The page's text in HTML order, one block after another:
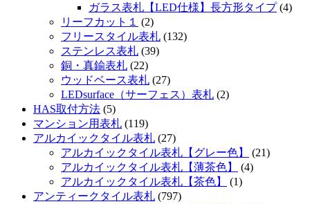
ガラス表札【LED仕様】長方形タイプ(4)
リーフカット１
(2)
フリースタイル表札 (132)
ステンレス表札 (39)
銅・真鍮表札 (22)
ウッドベース表札 (27)
LEDsurface（サーフェス）表札 (2)
HAS取付方法 (5)
マンション用表札 (119)
アルカイックタイル表札 (27)
アルカイックタイル表札【グレー色】
(21)
アルカイックタイル表札【薄茶色】
(4)
アルカイックタイル表札【茶色】
(1)
アンティークタイル表札 (797)